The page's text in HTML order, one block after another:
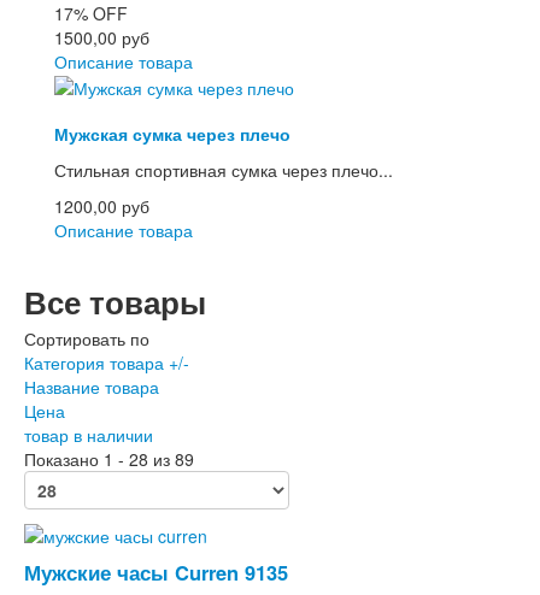
17% OFF
1500,00 руб
Описание товара
Мужская сумка через плечо
Стильная спортивная сумка через плечо...
1200,00 руб
Описание товара
Все товары
Сортировать по
Категория товара +/-
Название товара
Цена
товар в наличии
Показано 1 - 28 из 89
Мужские часы Curren 9135